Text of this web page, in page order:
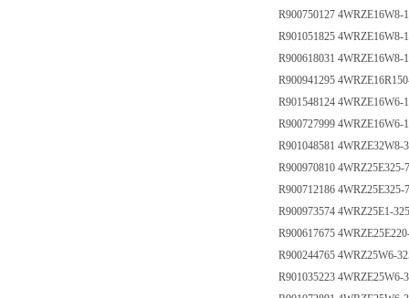
R900750127
R901051825
R900618031
R900941295
R901548124
R900727999
R901048581
R900970810
R900712186
R900973574 4WRZ25E1-
R900617675
R900244765 4WRZ25W6-
R901035223